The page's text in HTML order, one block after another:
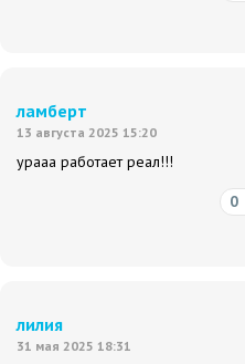
ламберт
13 августа 2025 15:20
урааа работает реал!!!
0
лилия
31 мая 2025 18:31